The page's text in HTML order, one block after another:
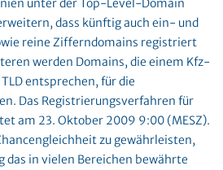
unter der Top-Level-Domain
dass künftig auch ein- und
reine Zifferndomains registriert
werden Domains, die einem Kfz-
entsprechen, für die
Das Registrierungsverfahren für
am 23. Oktober 2009 9:00 (MESZ).
zu gewährleisten,
das in vielen Bereichen bewährte